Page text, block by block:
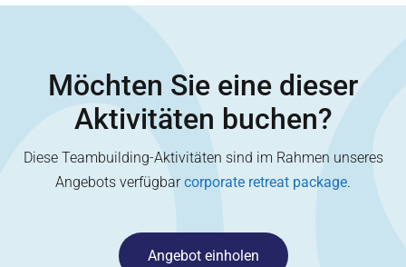
Möchten Sie eine dieser
Aktivitäten buchen?
Diese Teambuilding-Aktivitäten sind im Rahmen unseres
Angebots verfügbarcorporate retreat package.
Angebot einholen